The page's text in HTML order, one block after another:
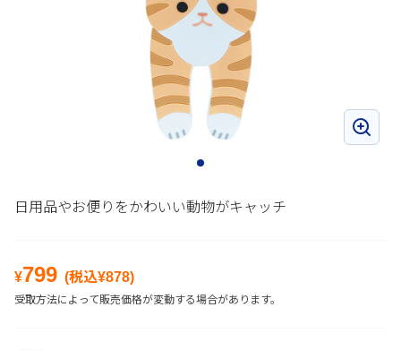
日用品やお便りをかわいい動物がキャッチ
¥799 (税込¥878)
受取方法によって販売価格が変動する場合があります。